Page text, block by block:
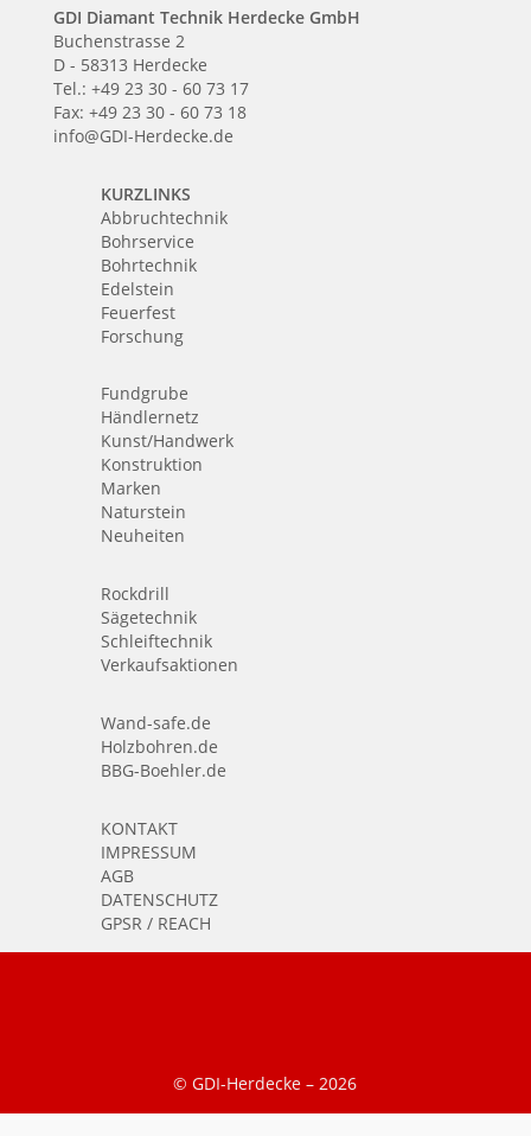
GDI Diamant Technik Herdecke GmbH
Buchenstrasse 2
D - 58313 Herdecke
Tel.: +49 23 30 - 60 73 17
Fax: +49 23 30 - 60 73 18
info@GDI-Herdecke.de
KURZLINKS
Abbruchtechnik
Bohrservice
Bohrtechnik
Edelstein
Feuerfest
Forschung
Fundgrube
Händlernetz
Kunst/Handwerk
Konstruktion
Marken
Naturstein
Neuheiten
Rockdrill
Sägetechnik
Schleiftechnik
Verkaufsaktionen
Wand-safe.de
Holzbohren.de
BBG-Boehler.de
KONTAKT
IMPRESSUM
AGB
DATENSCHUTZ
GPSR / REACH
© GDI-Herdecke – 2026